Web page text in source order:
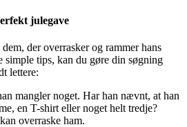
julegave
der overrasker og rammer hans
simple tips, kan du gøre din søgning
lettere:
mangler noget. Har han nævnt, at han
en T-shirt eller noget helt tredje?
overraske ham.